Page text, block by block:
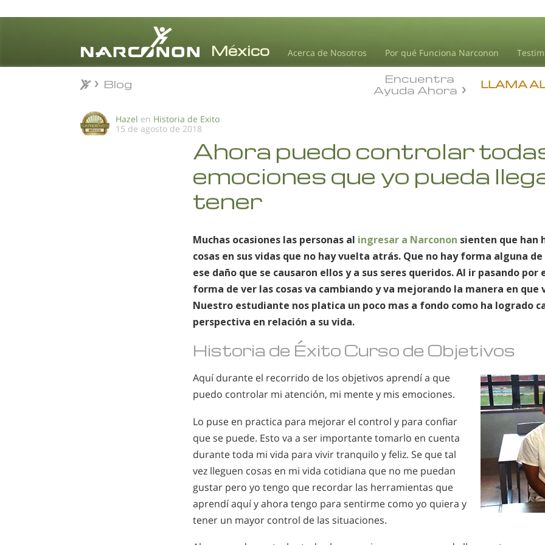
Acerca de Nosotros Por qué Funciona Narconon
LLAMA
Encuentra
Ayuda Ahora
Blog
Hazel en Historia de Exito
15 de agosto de 2018
Ahora puedo controlar
emociones que yo pueda
tener
Muchas ocasiones las personas al ingresar a Narconon sienten que han
cosas en sus vidas que no hay vuelta atrás. Que no hay forma alguna
ese daño que se causaron ellos y a sus seres queridos. Al ir pasando
forma de ver las cosas va cambiando y va mejorando la manera en que
Nuestro estudiante nos platica un poco mas a fondo como ha logrado
perspectiva en relación a su vida.
Historia de Éxito Curso de Objetivos
Aquí durante el recorrido de los objetivos aprendí a que
puedo controlar mi atención, mi mente y mis emociones.
Lo puse en practica para mejorar el control y para confiar
que se puede. Esto va a ser importante tomarlo en cuenta
durante toda mi vida para vivir tranquilo y feliz. Se que tal
vez lleguen cosas en mi vida cotidiana que no me puedan
gustar pero yo tengo que recordar las herramientas que
aprendí aquí y ahora tengo para sentirme como yo quiera y
tener un mayor control de las situaciones.
Blog